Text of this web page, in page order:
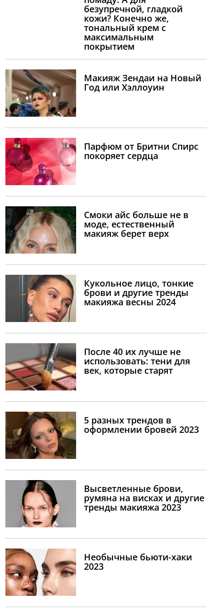
безупречной, гладкой
кожи? Конечно же,
тональный крем с
максимальным
покрытием
Макияж Зендаи на Новый
Год или Хэллоуин
Парфюм от Бритни Спирс
покоряет сердца
Смоки айс больше не в
моде, естественный
макияж берет верх
Кукольное лицо, тонкие
брови и другие тренды
макияжа весны 2024
После 40 их лучше не
использовать: тени для
век, которые старят
5 разных трендов в
оформлении бровей 2023
Высветленные брови,
румяна на висках и другие
тренды макияжа 2023
Необычные бьюти-хаки
2023